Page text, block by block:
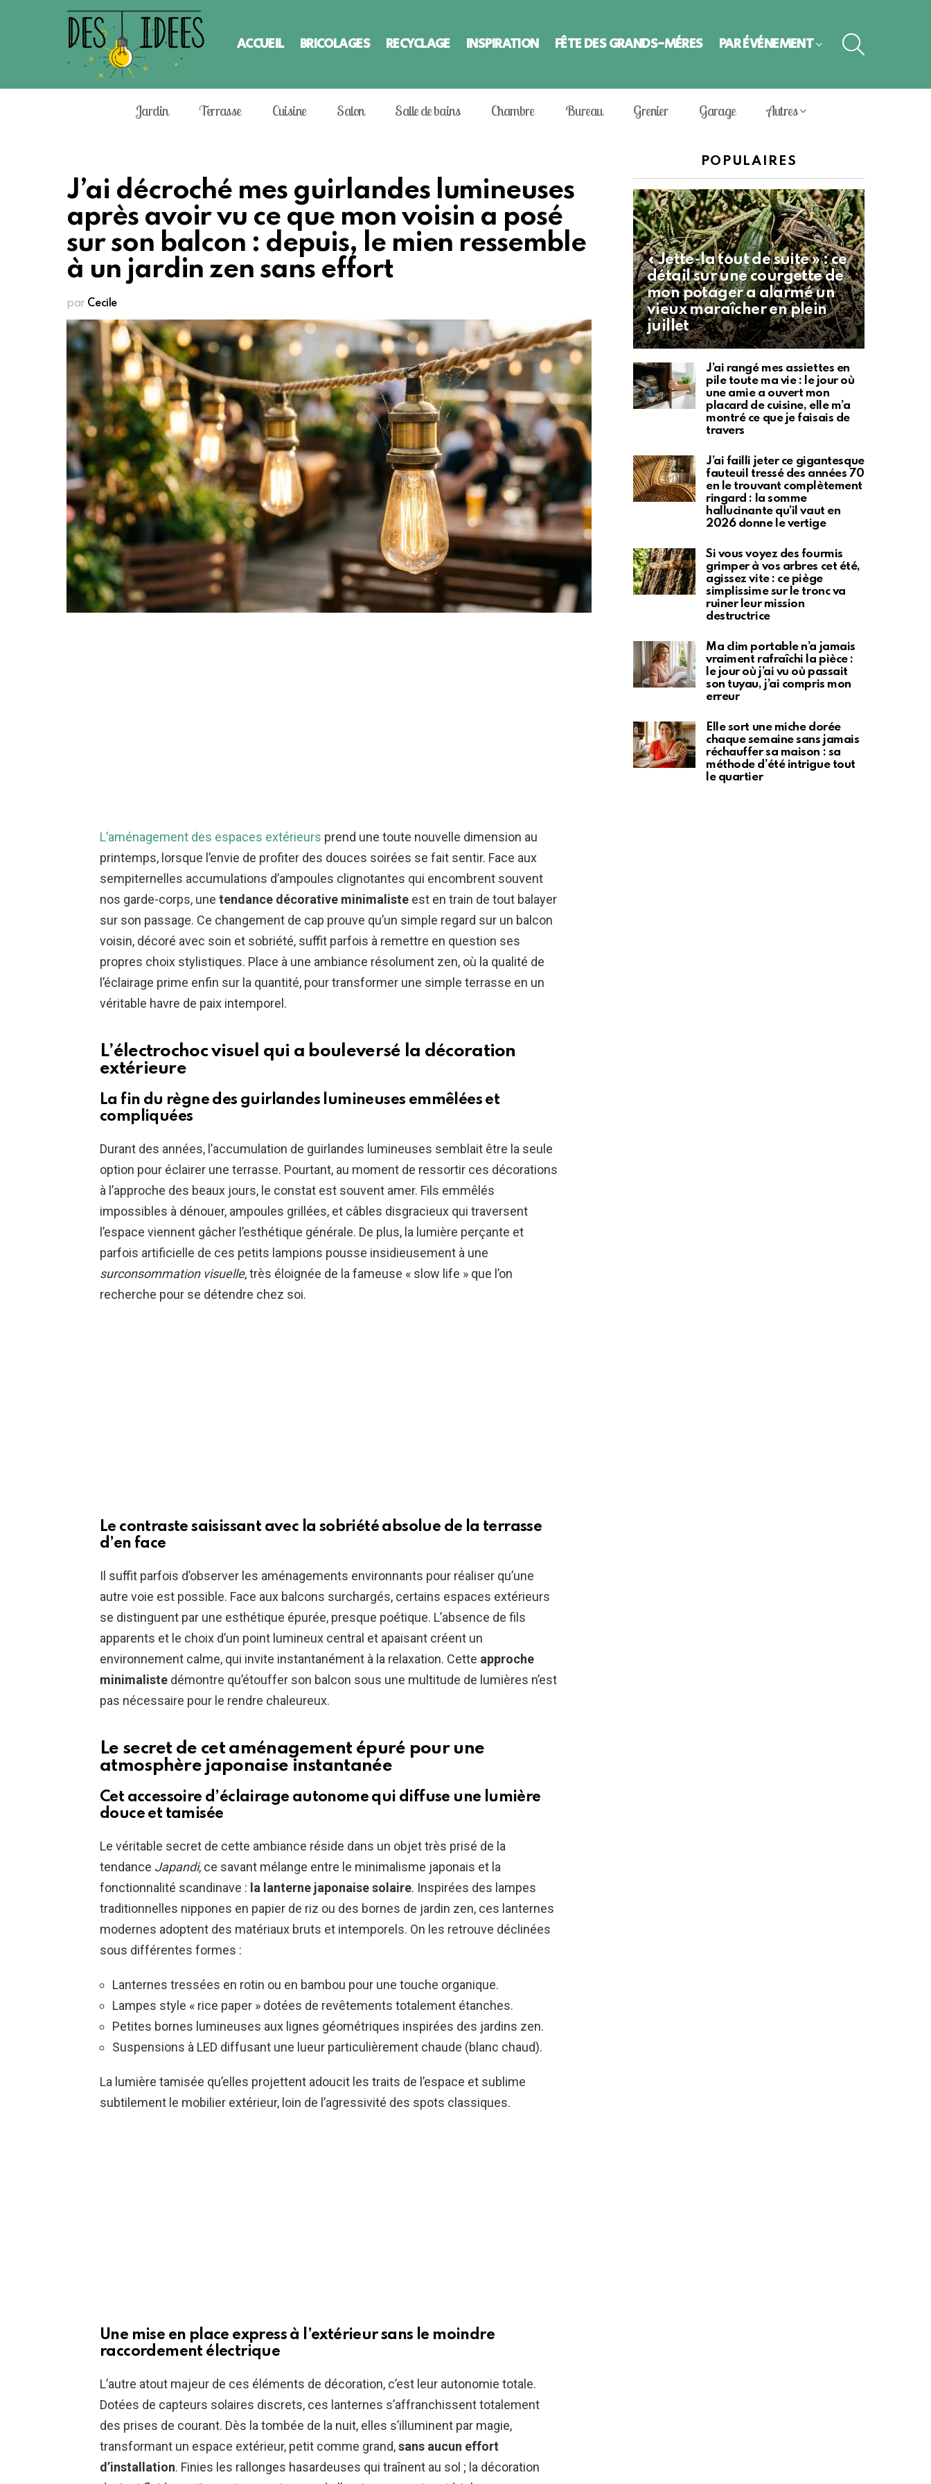
ACCUEIL BRICOLAGES RECYCLAGE INSPIRATION FÊTE DES GRANDS-MÈRES PAR ÉVÈNEMENT
Jardin Terrasse Cuisine Salon Salle de bains Chambre Bureau Grenier Garage Autres
J’ai décroché mes guirlandes lumineuses
après avoir vu ce que mon voisin a posé
sur son balcon : depuis, le mien ressemble
à un jardin zen sans effort
par Cecile
L’aménagement des espaces extérieurs prend une toute nouvelle dimension au
printemps, lorsque l’envie de profiter des douces soirées se fait sentir. Face aux
sempiternelles accumulations d’ampoules clignotantes qui encombrent souvent
nos garde-corps, une tendance décorative minimaliste est en train de tout balayer
sur son passage. Ce changement de cap prouve qu’un simple regard sur un balcon
voisin, décoré avec soin et sobriété, suffit parfois à remettre en question ses
propres choix stylistiques. Place à une ambiance résolument zen, où la qualité de
l’éclairage prime enfin sur la quantité, pour transformer une simple terrasse en un
véritable havre de paix intemporel.
L’électrochoc visuel qui a bouleversé la décoration
extérieure
La fin du règne des guirlandes lumineuses emmêlées et
compliquées
Durant des années, l’accumulation de guirlandes lumineuses semblait être la seule
option pour éclairer une terrasse. Pourtant, au moment de ressortir ces décorations
à l’approche des beaux jours, le constat est souvent amer. Fils emmêlés
impossibles à dénouer, ampoules grillées, et câbles disgracieux qui traversent
l’espace viennent gâcher l’esthétique générale. De plus, la lumière perçante et
parfois artificielle de ces petits lampions pousse insidieusement à une
surconsommation visuelle, très éloignée de la fameuse « slow life » que l’on
recherche pour se détendre chez soi.
Le contraste saisissant avec la sobriété absolue de la terrasse
d’en face
Il suffit parfois d’observer les aménagements environnants pour réaliser qu’une
autre voie est possible. Face aux balcons surchargés, certains espaces extérieurs
se distinguent par une esthétique épurée, presque poétique. L’absence de fils
apparents et le choix d’un point lumineux central et apaisant créent un
environnement calme, qui invite instantanément à la relaxation. Cette approche
minimaliste démontre qu’étouffer son balcon sous une multitude de lumières n’est
pas nécessaire pour le rendre chaleureux.
Le secret de cet aménagement épuré pour une
atmosphère japonaise instantanée
Cet accessoire d’éclairage autonome qui diffuse une lumière
douce et tamisée
Le véritable secret de cette ambiance réside dans un objet très prisé de la
tendance Japandi, ce savant mélange entre le minimalisme japonais et la
fonctionnalité scandinave : la lanterne japonaise solaire. Inspirées des lampes
traditionnelles nippones en papier de riz ou des bornes de jardin zen, ces lanternes
modernes adoptent des matériaux bruts et intemporels. On les retrouve déclinées
sous différentes formes :
Lanternes tressées en rotin ou en bambou pour une touche organique.
Lampes style « rice paper » dotées de revêtements totalement étanches.
Petites bornes lumineuses aux lignes géométriques inspirées des jardins zen.
Suspensions à LED diffusant une lueur particulièrement chaude (blanc chaud).
La lumière tamisée qu’elles projettent adoucit les traits de l’espace et sublime
subtilement le mobilier extérieur, loin de l’agressivité des spots classiques.
Une mise en place express à l’extérieur sans le moindre
raccordement électrique
L’autre atout majeur de ces éléments de décoration, c’est leur autonomie totale.
Dotées de capteurs solaires discrets, ces lanternes s’affranchissent totalement
des prises de courant. Dès la tombée de la nuit, elles s’illuminent par magie,
transformant un espace extérieur, petit comme grand,sans aucun effort
d’installation. Finies les rallonges hasardeuses qui traînent au sol ; la décoration
POPULAIRES
« Jette-la tout de suite » : ce
détail sur une courgette de
mon potager a alarmé un
vieux maraîcher en plein
juillet
J’ai rangé mes assiettes en
pile toute ma vie : le jour où
une amie a ouvert mon
placard de cuisine, elle m’a
montré ce que je faisais de
travers
J’ai failli jeter ce gigantesque
fauteuil tressé des années 70
en le trouvant complètement
ringard : la somme
hallucinante qu’il vaut en
2026 donne le vertige
Si vous voyez des fourmis
grimper à vos arbres cet été,
agissez vite : ce piège
simplissime sur le tronc va
ruiner leur mission
destructrice
Ma clim portable n’a jamais
vraiment rafraîchi la pièce :
le jour où j’ai vu où passait
son tuyau, j’ai compris mon
erreur
Elle sort une miche dorée
chaque semaine sans jamais
réchauffer sa maison : sa
méthode d’été intrigue tout
le quartier